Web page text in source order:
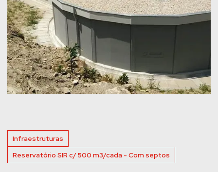
Infraestruturas
Reservatório SIR c/ 500 m3/cada - Com septos